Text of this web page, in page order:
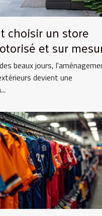
choisir un store
et sur
maison
beaux jours,
devient une